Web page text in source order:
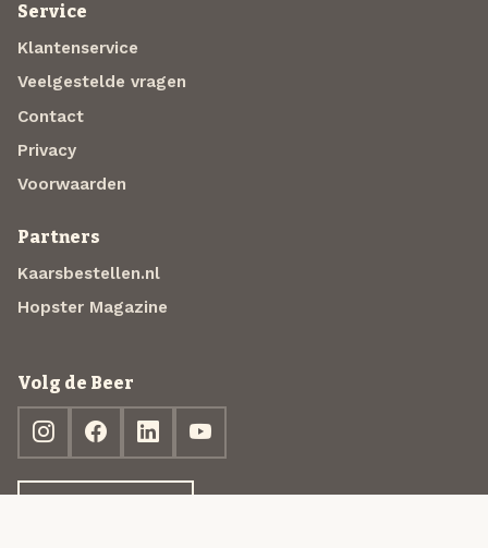
Service
Klantenservice
Veelgestelde vragen
Contact
Privacy
Voorwaarden
Partners
Kaarsbestellen.nl
Hopster Magazine
Volg de Beer